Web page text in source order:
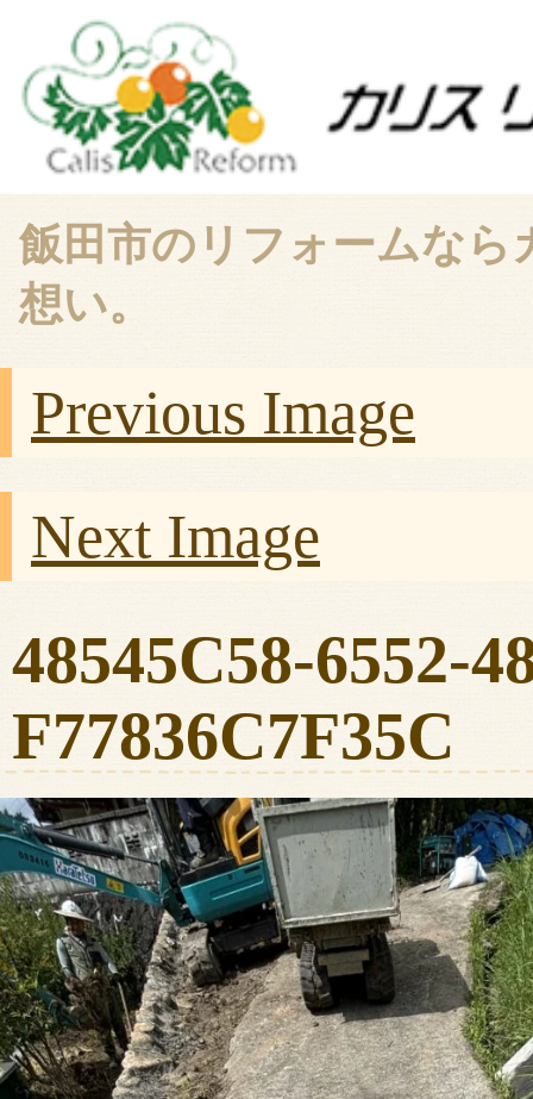
飯田市のリフォームな
想い。
Previous Image
Next Image
48545C58-6552-
F77836C7F35C